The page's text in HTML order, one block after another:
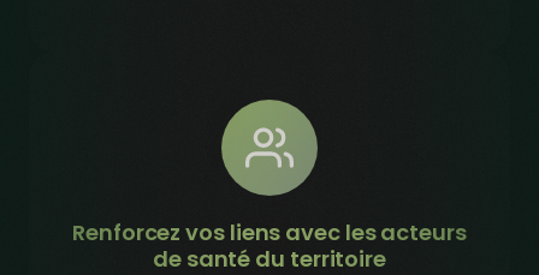
Renforcez vos liens avec les acteurs
de santé du territoire